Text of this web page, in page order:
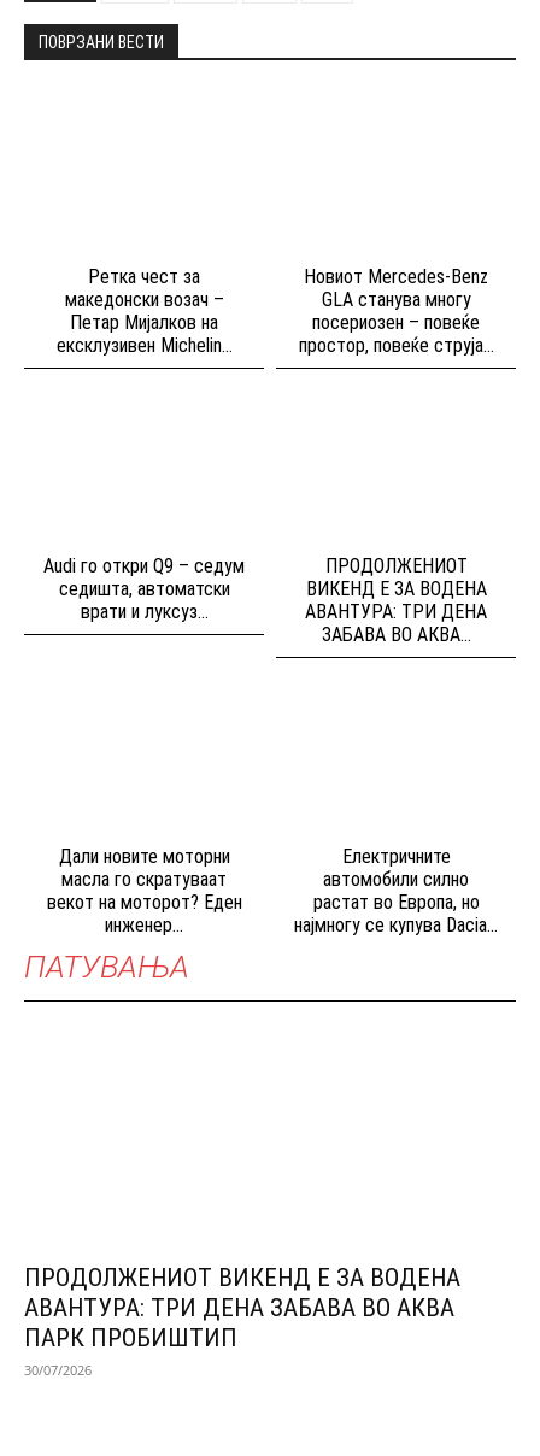
ПОВРЗАНИ ВЕСТИ
Ретка чест за
македонски возач –
Петар Мијалков на
ексклузивен Michelin...
Новиот Mercedes-Benz
GLA станува многу
посериозен – повеќе
простор, повеќе струја...
Audi го откри Q9 – седум
седишта, автоматски
врати и луксуз...
ПРОДОЛЖЕНИОТ
ВИКЕНД Е ЗА ВОДЕНА
АВАНТУРА: ТРИ ДЕНА
ЗАБАВА ВО АКВА...
Дали новите моторни
масла го скратуваат
векот на моторот? Еден
инженер...
Електричните
автомобили силно
растат во Европа, но
најмногу се купува Dacia...
ПАТУВАЊА
ПРОДОЛЖЕНИОТ ВИКЕНД Е ЗА ВОДЕНА
АВАНТУРА: ТРИ ДЕНА ЗАБАВА ВО АКВА
ПАРК ПРОБИШТИП
30/07/2026